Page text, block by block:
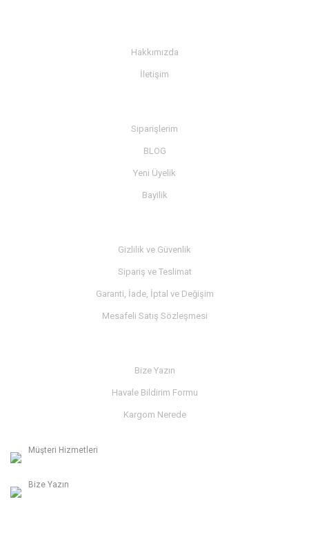
Hakkımızda
İletişim
Siparişlerim
BLOG
Yeni Üyelik
Bayilik
Gizlilik ve Güvenlik
Sipariş ve Teslimat
Garanti, İade, İptal ve Değişim
Mesafeli Satış Sözleşmesi
Bize Yazın
Havale Bildirim Formu
Kargom Nerede
Müşteri Hizmetleri
Bize Yazın